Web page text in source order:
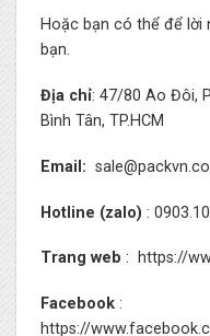
Hoặc bạn có thể để lời
bạn.
Địa chỉ: 47/80 Ao Đôi,
Bình Tân, TP.HCM
Email:
Hotline (zalo) :
Trang web : https://
Facebook:
https://